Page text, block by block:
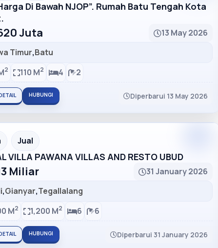
Di Bawah NJOP”. Rumah Batu Tengah Kota
Juta
13 May 2026
Timur,Batu
2 110 M2 4 2
HUBUNGI Diperbarui 13 May 2026
Ad
Jual
VILLA PAWANA VILLAS AND RESTO UBUD
Miliar
31 January 2026
,Gianyar,Tegallalang
M2 1,200 M2 6 6
HUBUNGI Diperbarui 31 January 2026